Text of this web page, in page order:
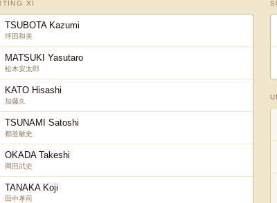
XI
TSUBOTA Kazumi
坪田和美
MATSUKI Yasutaro
松木安太郎
KATO Hisashi
加藤久
TSUNAMI Satoshi
都並敏史
OKADA Takeshi
岡田武史
TANAKA Koji
田中孝司